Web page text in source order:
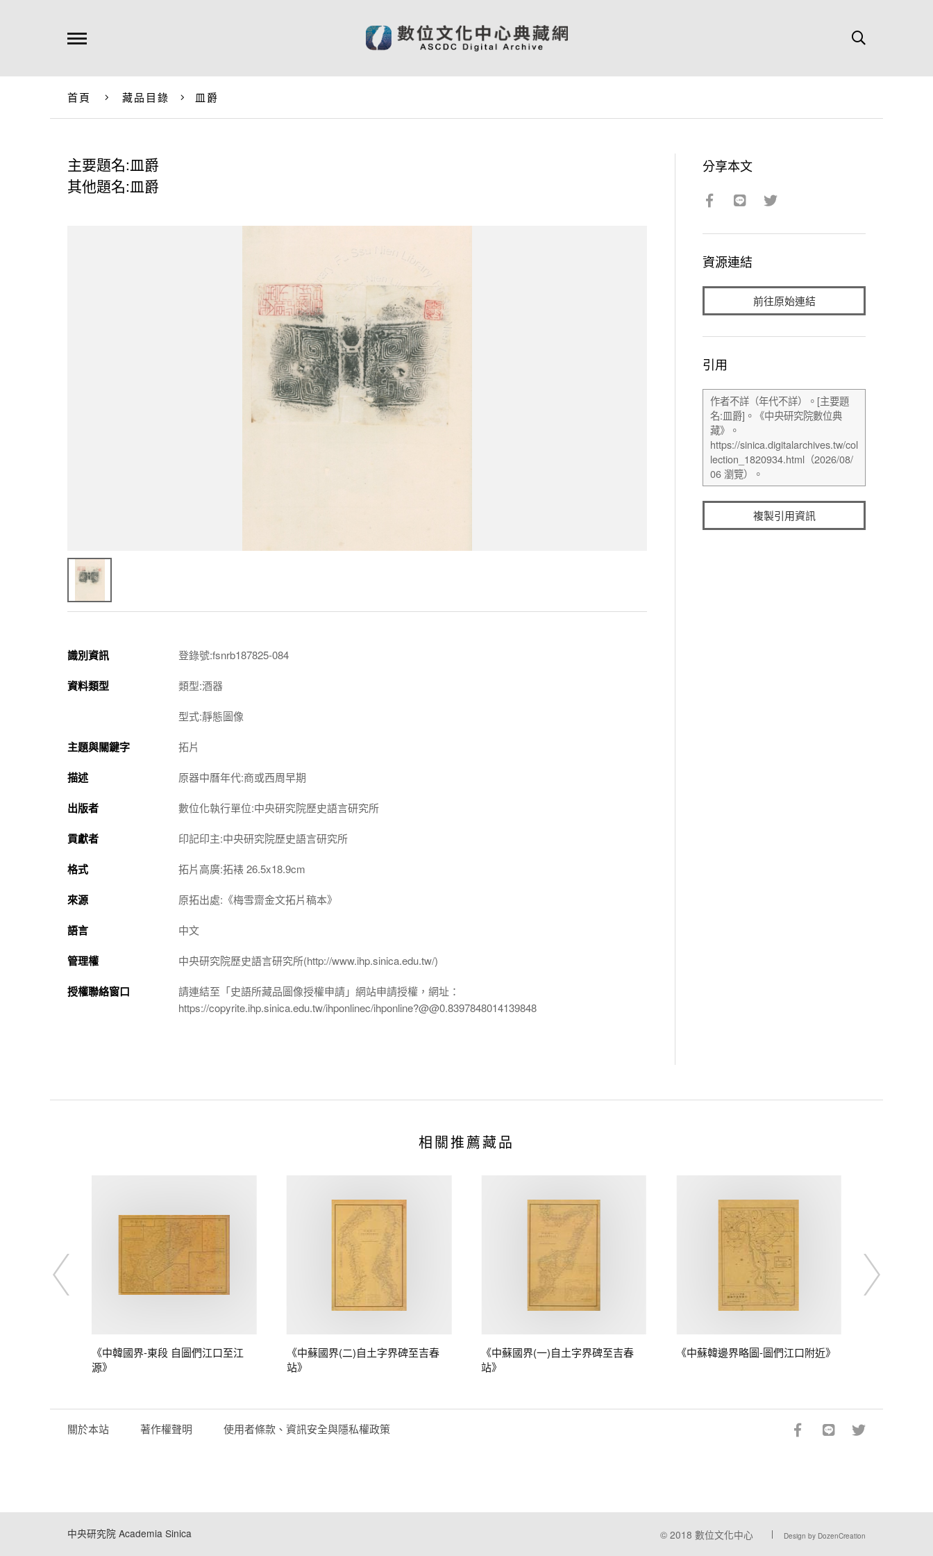
首頁 藏品目錄 皿爵
主要題名:皿爵
其他題名:皿爵
識別資訊 登錄號:fsnrb187825-084
資料類型 類型:酒器
型式:靜態圖像
主題與關鍵字 拓片
描述 原器中曆年代:商或西周早期
出版者 數位化執行單位:中央研究院歷史語言研究所
貢獻者 印記印主:中央研究院歷史語言研究所
格式 拓片高廣:拓裱 26.5x18.9cm
來源 原拓出處:《梅雪齋金文拓片稿本》
語言 中文
管理權 中央研究院歷史語言研究所(http://www.ihp.sinica.edu.tw/)
授權聯絡窗口
請連結至「史語所藏品圖像授權申請」網站申請授權，網址：
https://copyrite.ihp.sinica.edu.tw/ihponlinec/ihponline?@@0.8397848014139848
分享本文
資源連結
前往原始連結
引用
複製引用資訊
相關推薦藏品
《中韓國界-東段 自圖們江口至江
源》
《中蘇國界(二)自土字界碑至吉春
站》
《中蘇國界(一)自土字界碑至吉春
站》
《中蘇韓邊界略圖-圖們江口附近》
關於本站 著作權聲明 使用者條款、資訊安全與隱私權政策
中央研究院 Academia Sinica © 2018 數位文化中心 Design by DozenCreation